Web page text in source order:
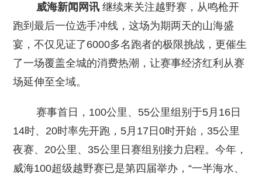
威海新闻网讯 继续来关注越野赛，从鸣枪开
跑到最后一位选手冲线，这场为期两天的山海盛
宴，不仅见证了6000多名跑者的极限挑战，更催生
了一场覆盖全城的消费热潮，让赛事经济红利从赛
场延伸至全域。
赛事首日，100公里、55公里组别于5月16日
14时、20时率先开跑，5月17日0时开始，35公里
夜赛、20公里、35公里日赛组别接力启程。今年，
威海100超级越野赛已是第四届举办，“一半海水、